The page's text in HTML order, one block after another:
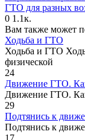
ГТО для разных
0 1.1к.
Вам также может
Ходьба и ГТО
Ходьба и ГТО
физической
24
Движение ГТО.
Движение ГТО.
29
Подтянись к
Подтянись к
17